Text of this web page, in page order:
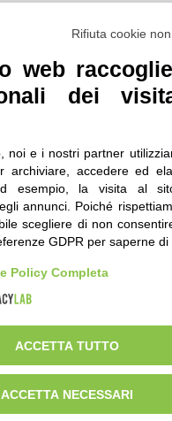
|privacy|
note
- Istituto di Ricerche
10125 Torino -
Rifiuta cookie
web
dei
noi e i nostri partner
archiviare, accedere ed
esempio, la visita al
annunci. Poiché
scegliere di non
GDPR per saperne di
Policy Completa
ACCETTA TUTTO
ACCETTA NECESSARI